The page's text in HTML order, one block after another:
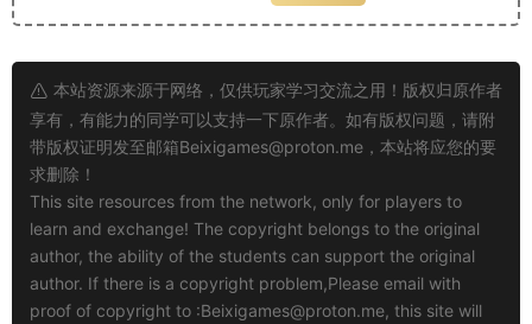
本站资源来源于网络，仅供玩家学习交流之用！版权归原作者
享有，有能力的同学可以支持一下原作者。如有版权问题，请附
带版权证明发至邮箱Beixigames@proton.me ，本站将应您的要
求删除！
This site resources from the network, only for players to
learn and exchange! The copyright belongs to the original
author, the ability of the students can support the original
author. If there is a copyright problem,Please email with
proof of copyright to :Beixigames@proton.me, this site will